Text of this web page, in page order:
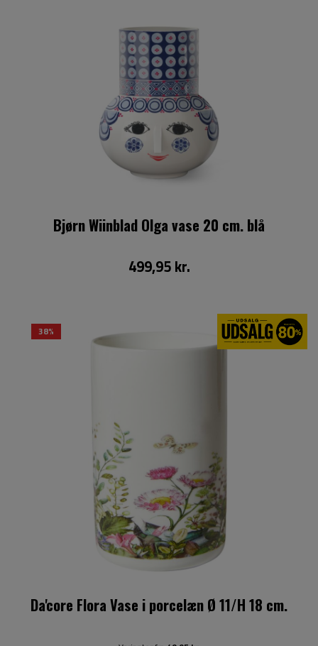
Bjørn Wiinblad Olga vase 20 cm. blå
499,95 kr.
38%
Da'core Flora Vase i porcelæn Ø 11/H 18 cm.